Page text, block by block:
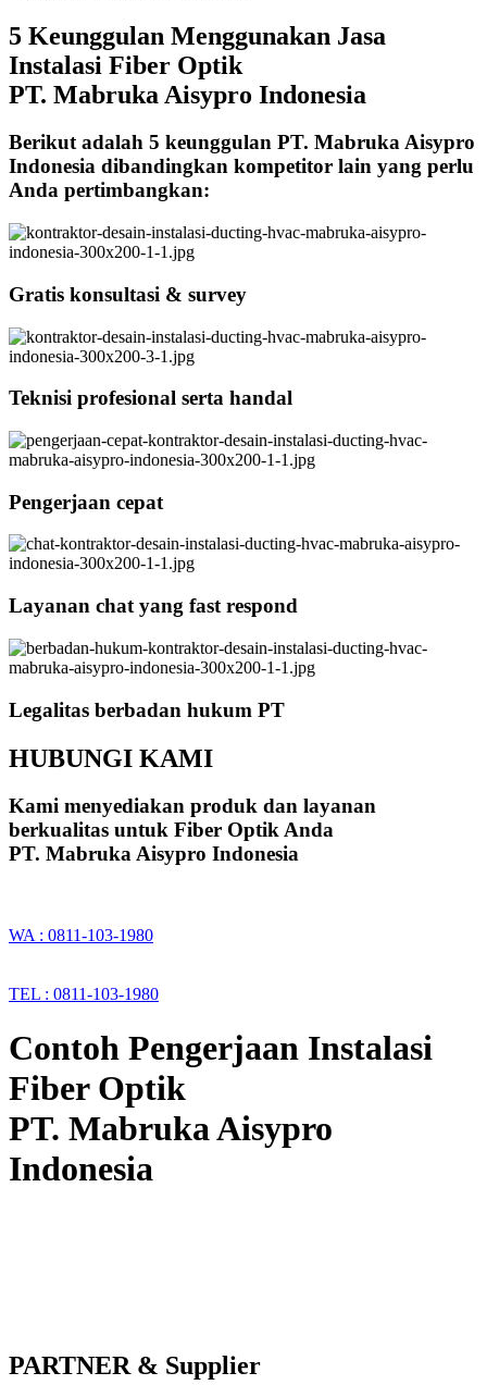
5 Keunggulan Menggunakan Jasa
Instalasi Fiber Optik
PT. Mabruka Aisypro Indonesia
Berikut adalah 5 keunggulan PT. Mabruka Aisypro
Indonesia dibandingkan kompetitor lain yang perlu
Anda pertimbangkan:
Gratis konsultasi & survey
Teknisi profesional serta handal
Pengerjaan cepat
Layanan chat yang fast respond
Legalitas berbadan hukum PT
HUBUNGI KAMI
Kami menyediakan produk dan layanan
berkualitas untuk Fiber Optik Anda
PT. Mabruka Aisypro Indonesia
WA : 0811-103-1980
TEL : 0811-103-1980
Contoh Pengerjaan Instalasi
Fiber Optik
PT. Mabruka Aisypro
Indonesia
PARTNER & Supplier